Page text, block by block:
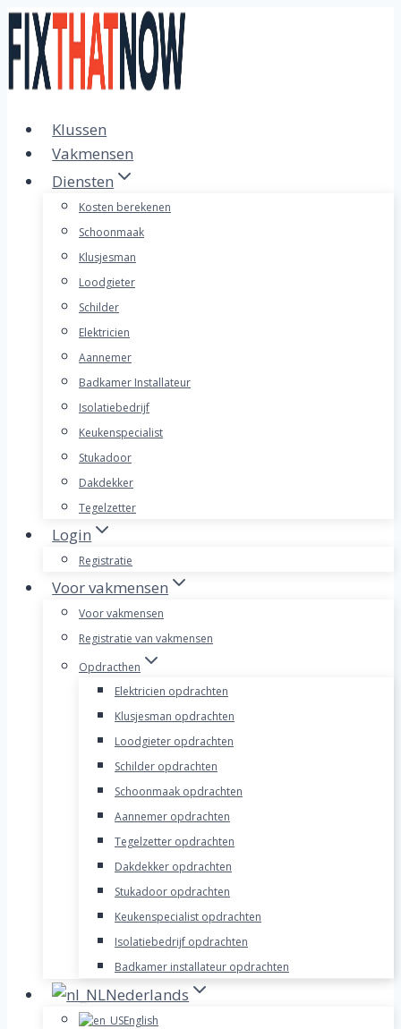
Doorgaan
naar
inhoud
Klussen
Vakmensen
Diensten
Kosten berekenen
Schoonmaak
Klusjesman
Loodgieter
Schilder
Elektricien
Aannemer
Badkamer Installateur
Isolatiebedrijf
Keukenspecialist
Stukadoor
Dakdekker
Tegelzetter
Login
Registratie
Voor vakmensen
Voor vakmensen
Registratie van vakmensen
Opdracthen
Elektricien opdrachten
Klusjesman opdrachten
Loodgieter opdrachten
Schilder opdrachten
Schoonmaak opdrachten
Aannemer opdrachten
Tegelzetter opdrachten
Dakdekker opdrachten
Stukadoor opdrachten
Keukenspecialist opdrachten
Isolatiebedrijf opdrachten
Badkamer installateur opdrachten
Nederlands
English